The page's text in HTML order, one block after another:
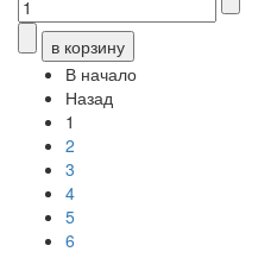
В начало
Назад
1
2
3
4
5
6